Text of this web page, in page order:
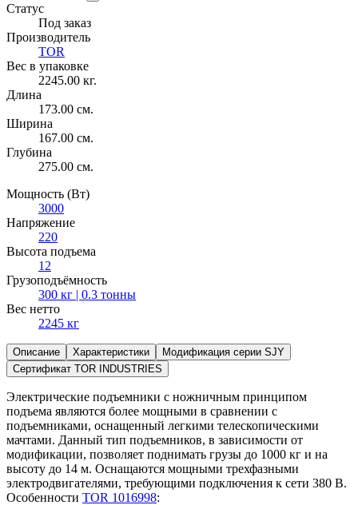
Статус
Под заказ
Производитель
TOR
Вес в упаковке
2245.00 кг.
Длина
173.00 см.
Ширина
167.00 см.
Глубина
275.00 см.
Мощность (Вт)
3000
Напряжение
220
Высота подъема
12
Грузоподъёмность
300 кг | 0.3 тонны
Вес нетто
2245 кг
Описание Характеристики
Модификация серии SJY
Сертификат TOR INDUSTRIES
Электрические подъемники с ножничным принципом
подъема являются более мощными в сравнении с
подъемниками, оснащенный легкими телескопическими
мачтами. Данный тип подъемников, в зависимости от
модификации, позволяет поднимать грузы до 1000 кг и на
высоту до 14 м. Оснащаются мощными трехфазными
электродвигателями, требующими подключения к сети 380 В.
Особенности TOR 1016998: